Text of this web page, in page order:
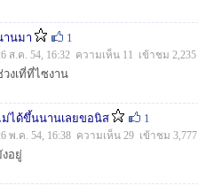
านมา 1
ส.ค. 54, 16:32 ความเห็น 11 เข้าชม 2,235
วงเที่ที่ไซงาน
ม่ได้ขึ้นนานเลยขอนิส 1
พ.ค. 54, 16:38 ความเห็น 29 เข้าชม 3,777
งอยู่